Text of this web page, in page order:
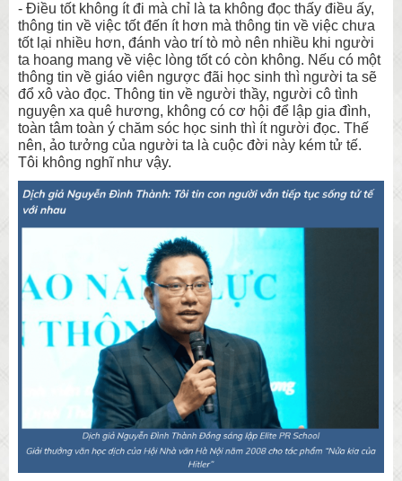
- Điều tốt không ít đi mà chỉ là ta không đọc thấy điều ấy,
thông tin về việc tốt đến ít hơn mà thông tin về việc chưa
tốt lại nhiều hơn, đánh vào trí tò mò nên nhiều khi người
ta hoang mang về việc lòng tốt có còn không. Nếu có một
thông tin về giáo viên ngược đãi học sinh thì người ta sẽ
đổ xô vào đọc. Thông tin về người thầy, người cô tình
nguyện xa quê hương, không có cơ hội để lập gia đình,
toàn tâm toàn ý chăm sóc học sinh thì ít người đọc. Thế
nên, ảo tưởng của người ta là cuộc đời này kém tử tế.
Tôi không nghĩ như vậy.